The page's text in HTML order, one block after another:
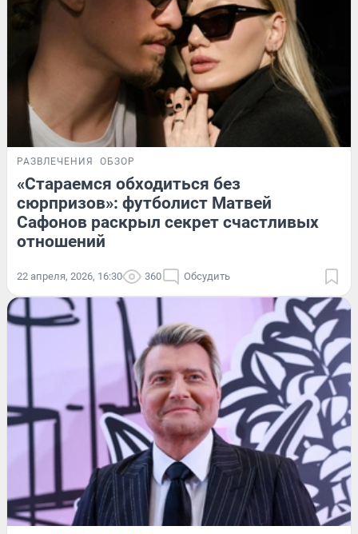
РАЗВЛЕЧЕНИЯ ОБЗОР
«Стараемся обходиться без
сюрпризов»: футболист Матвей
Сафонов раскрыл секрет счастливых
отношений
22 апреля, 2026, 16:30 360 Обсудить